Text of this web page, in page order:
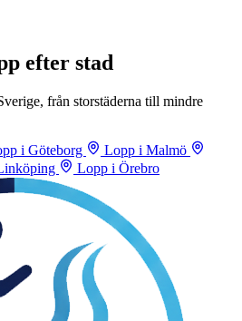
efter stad
från storstäderna till mindre
i Göteborg
Lopp i Malmö
Lopp i Örebro